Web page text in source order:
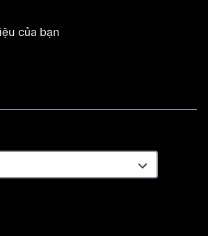
của bạn